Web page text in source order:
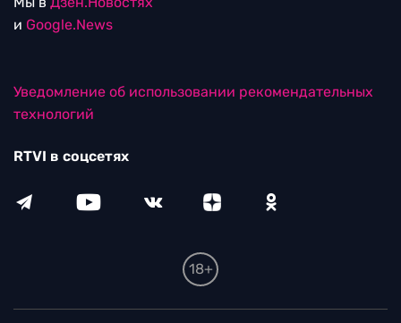
и Google.News
Уведомление об использовании рекомендательных
технологий
RTVI в соцсетях
18+